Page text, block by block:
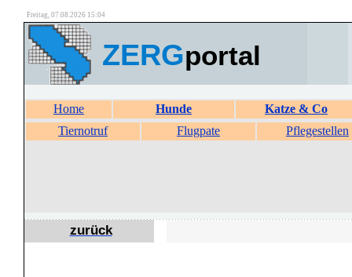
Freitag, 07.08.2026 15:04
ZERGportal
Home Hunde
Katze & Co
Tiernotruf
Flugpate Pflegestellen
zurück